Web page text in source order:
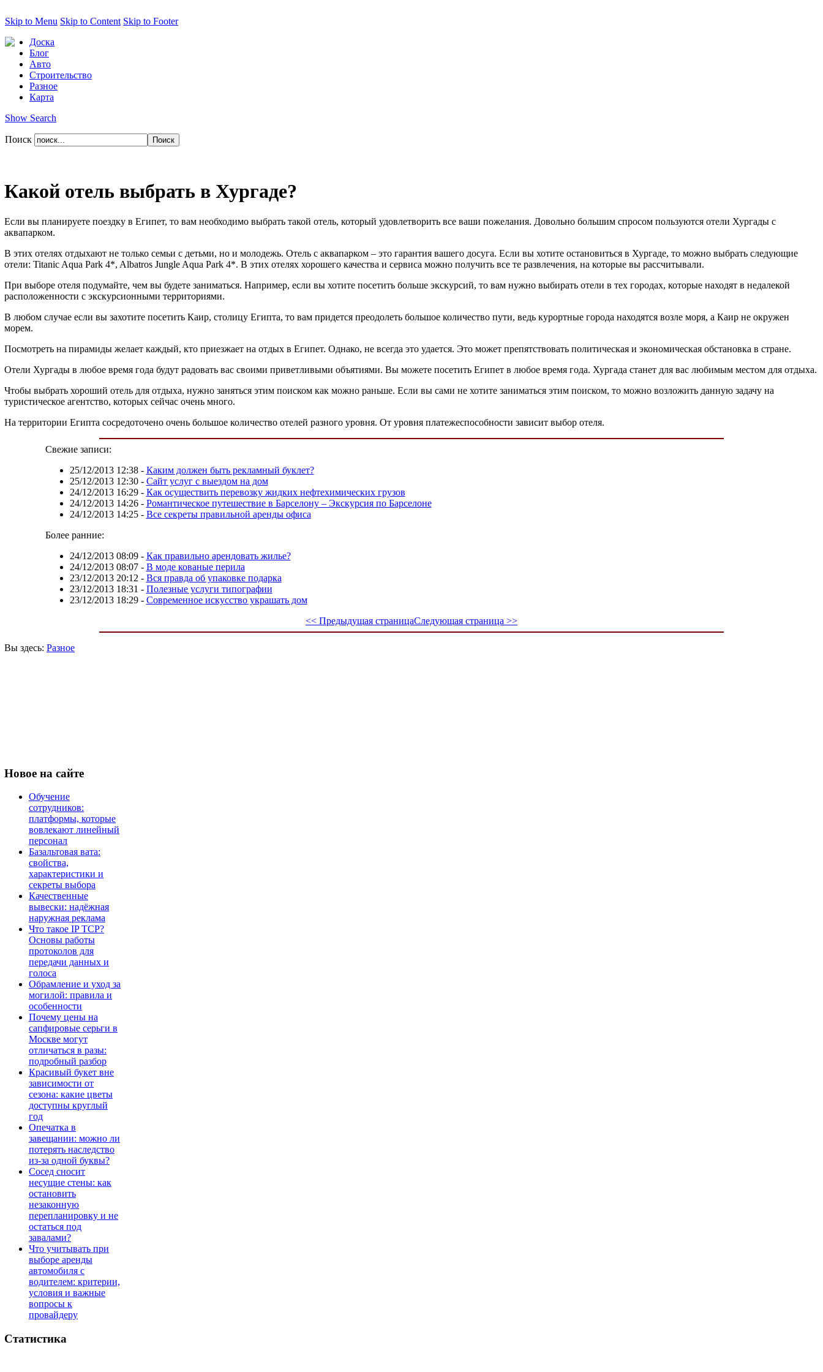
Skip to Menu Skip to Content Skip to Footer
Доска
Блог
Авто
Строительство
Разное
Карта
Show Search
Поиск
Какой отель выбрать в Хургаде?
Если вы планируете поездку в Египет, то вам необходимо выбрать такой отель, который удовлетворить все ваши пожелания. Довольно большим спросом пользуются отели Хургады с
аквапарком.
В этих отелях отдыхают не только семьи с детьми, но и молодежь. Отель с аквапарком – это гарантия вашего досуга. Если вы хотите остановиться в Хургаде, то можно выбрать следующие
отели: Titanic Aqua Park 4*, Albatros Jungle Aqua Park 4*. В этих отелях хорошего качества и сервиса можно получить все те развлечения, на которые вы рассчитывали.
При выборе отеля подумайте, чем вы будете заниматься. Например, если вы хотите посетить больше экскурсий, то вам нужно выбирать отели в тех городах, которые находят в недалекой
расположенности с экскурсионными территориями.
В любом случае если вы захотите посетить Каир, столицу Египта, то вам придется преодолеть большое количество пути, ведь курортные города находятся возле моря, а Каир не окружен
морем.
Посмотреть на пирамиды желает каждый, кто приезжает на отдых в Египет. Однако, не всегда это удается. Это может препятствовать политическая и экономическая обстановка в стране.
Отели Хургады в любое время года будут радовать вас своими приветливыми объятиями. Вы можете посетить Египет в любое время года. Хургада станет для вас любимым местом для отдыха.
Чтобы выбрать хороший отель для отдыха, нужно заняться этим поиском как можно раньше. Если вы сами не хотите заниматься этим поиском, то можно возложить данную задачу на
туристическое агентство, которых сейчас очень много.
На территории Египта сосредоточено очень большое количество отелей разного уровня. От уровня платежеспособности зависит выбор отеля.
Свежие записи:
25/12/2013 12:38- Каким должен быть рекламный буклет?
25/12/2013 12:30- Сайт услуг с выездом на дом
24/12/2013 16:29- Как осуществить перевозку жидких нефтехимических грузов
24/12/2013 14:26- Романтическое путешествие в Барселону – Экскурсия по Барселоне
24/12/2013 14:25- Все секреты правильной аренды офиса
Более ранние:
24/12/2013 08:09- Как правильно арендовать жилье?
24/12/2013 08:07- В моде кованые перила
23/12/2013 20:12 - Вся правда об упаковке подарка
23/12/2013 18:31 - Полезные услуги типографии
23/12/2013 18:29- Современное искусство украшать дом
<< Предыдущая страницаСледующая страница >>
Вы здесь: Разное
Новое на сайте
Обучение
сотрудников:
платформы, которые
вовлекают линейный
персонал
Базальтовая вата:
свойства,
характеристики и
секреты выбора
Качественные
вывески: надёжная
наружная реклама
Что такое IP TCP?
Основы работы
протоколов для
передачи данных и
голоса
Обрамление и уход за
могилой: правила и
особенности
Почему цены на
сапфировые серьги в
Москве могут
отличаться в разы:
подробный разбор
Красивый букет вне
зависимости от
сезона: какие цветы
доступны круглый
год
Опечатка в
завещании: можно ли
потерять наследство
из-за одной буквы?
Сосед сносит
несущие стены: как
остановить
незаконную
перепланировку и не
остаться под
завалами?
Что учитывать при
выборе аренды
автомобиля с
водителем: критерии,
условия и важные
вопросы к
провайдеру
Статистика